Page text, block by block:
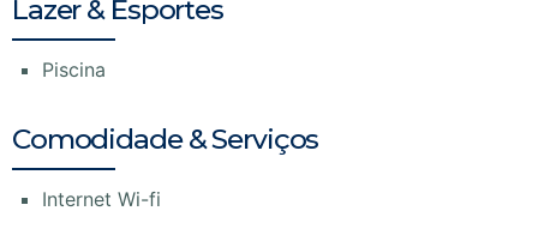
Lazer & Esportes
Piscina
Comodidade & Serviços
Internet Wi-fi